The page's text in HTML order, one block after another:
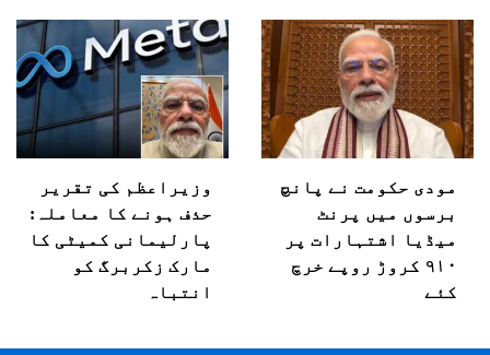
مودی حکومت نے پانچ
برسوں میں پرنٹ
میڈیا اشتہارات پر
۹۱۰ کروڑ روپے خرچ
کئے
وزیراعظم کی تقریر
حذف ہونے کا معاملہ:
پارلیمانی کمیٹی کا
مارک زکربرگ کو
انتباہ